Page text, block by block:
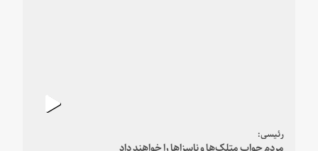
رئیسی:
مردم جواب متلک‌ها و ناسزاها را خواهند داد